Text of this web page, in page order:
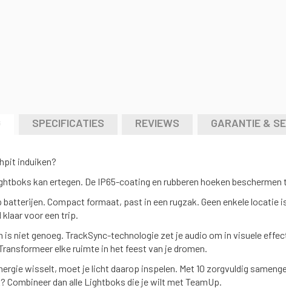
SPECIFICATIES REVIEWS GARANTIE &
induiken?
kan ertegen. De IP65-coating en rubberen hoeken
batterijen. Compact formaat, past in een rugzak. Geen enkele
klaar voor een trip.
is niet genoeg. TrackSync-technologie zet je audio om in visuele
elke ruimte in het feest van je dromen.
wisselt, moet je licht daarop inspelen. Met 10 zorgvuldig
Combineer dan alle Lightboks die je wilt met TeamUp.